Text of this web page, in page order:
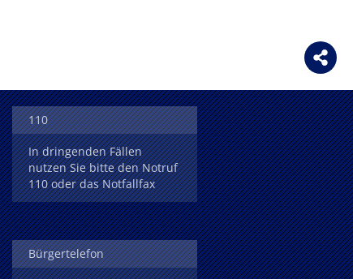
110
In dringenden Fällen
nutzen Sie bitte den Notruf
110 oder das Notfallfax
Bürgertelefon